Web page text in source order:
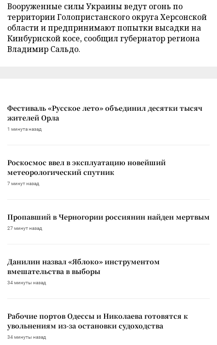
Вооруженные силы Украины ведут огонь по
территории Голопристанского округа Херсонской
области и предпринимают попытки высадки на
Кинбурнской косе, сообщил губернатор региона
Владимир Сальдо.
Фестиваль «Русское лето» объединил десятки тысяч
жителей Орла
1 минута назад
Роскосмос ввел в эксплуатацию новейший
метеорологический спутник
7 минут назад
Пропавший в Черногории россиянин найден мертвым
27 минут назад
Данилин назвал «Яблоко» инструментом
вмешательства в выборы
34 минуты назад
Рабочие портов Одессы и Николаева готовятся к
увольнениям из-за остановки судоходства
34 минуты назад